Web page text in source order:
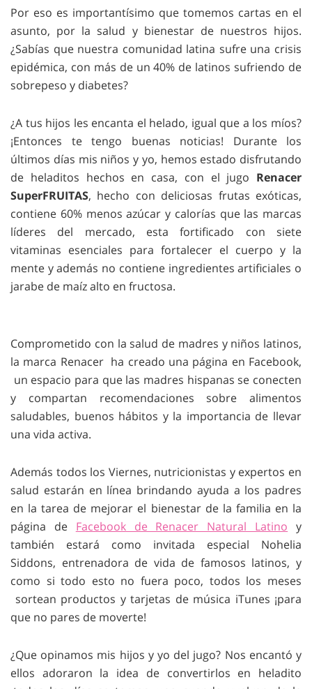
Por eso es importantísimo que tomemos cartas en el
asunto, por la salud y bienestar de nuestros hijos.
¿Sabías que nuestra comunidad latina sufre una crisis
epidémica, con más de un 40% de latinos sufriendo de
sobrepeso y diabetes?
¿A tus hijos les encanta el helado, igual que a los míos?
¡Entonces te tengo buenas noticias! Durante los
últimos días mis niños y yo, hemos estado disfrutando
de heladitos hechos en casa, con el jugo Renacer
SuperFRUITAS, hecho con deliciosas frutas exóticas,
contiene 60% menos azúcar y calorías que las marcas
líderes del mercado, esta fortificado con siete
vitaminas esenciales para fortalecer el cuerpo y la
mente y además no contiene ingredientes artificiales o
jarabe de maíz alto en fructosa.
Comprometido con la salud de madres y niños latinos,
la marca Renacer ha creado una página en Facebook,
un espacio para que las madres hispanas se conecten
y compartan recomendaciones sobre alimentos
saludables, buenos hábitos y la importancia de llevar
una vida activa.
Además todos los Viernes, nutricionistas y expertos en
salud estarán en línea brindando ayuda a los padres
en la tarea de mejorar el bienestar de la familia en la
página de Facebook de Renacer Natural Latino y
también estará como invitada especial Nohelia
Siddons, entrenadora de vida de famosos latinos, y
como si todo esto no fuera poco, todos los meses
sortean productos y tarjetas de música iTunes ¡para
que no pares de moverte!
¿Que opinamos mis hijos y yo del jugo? Nos encantó y
ellos adoraron la idea de convertirlos en heladito